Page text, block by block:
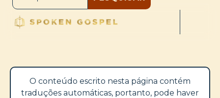
O conteúdo escrito nesta página contém
traduções automáticas, portanto, pode haver